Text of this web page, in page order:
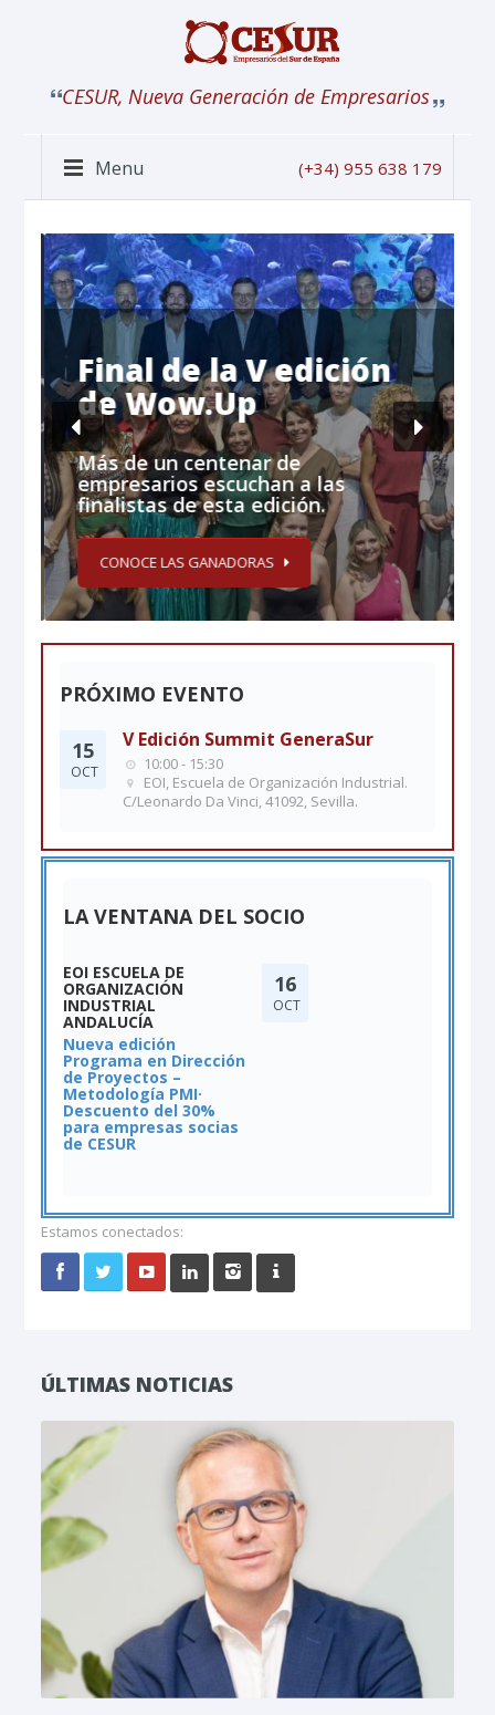
CESUR, Nueva Generación de Empresarios
Menu (+34) 955 638 179
Final de la V edición
de Wow.Up
Más de un centenar de
empresarios escuchan a las
finalistas de esta edición.
CONOCE LAS GANADORAS
PRÓXIMO EVENTO
15
OCT
V Edición Summit GeneraSur
10:00 - 15:30
EOI, Escuela de Organización Industrial.
C/Leonardo Da Vinci, 41092, Sevilla.
LA VENTANA DEL SOCIO
EOI ESCUELA DE
ORGANIZACIÓN
INDUSTRIAL
ANDALUCÍA
Nueva edición
Programa en Dirección
de Proyectos –
Metodología PMI·
Descuento del 30%
para empresas socias
de CESUR
16
OCT
Estamos conectados:
ÚLTIMAS NOTICIAS